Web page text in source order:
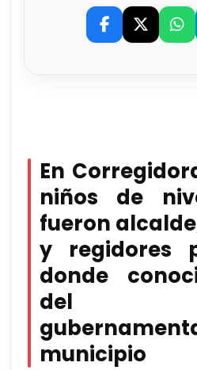
En
niños de
fueron
y regidores
donde
del
municipio